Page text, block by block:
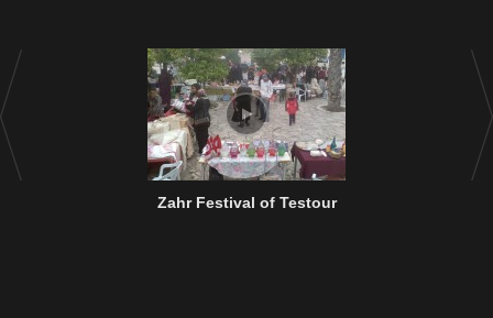
Zahr Festival of Testour